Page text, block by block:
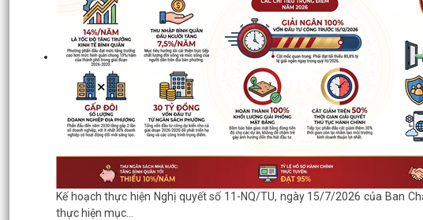
Kế hoạch thực hiện Nghị quyết số 11-NQ/TU, ngày 15/7/2026 của Ban
thực hiện mục...